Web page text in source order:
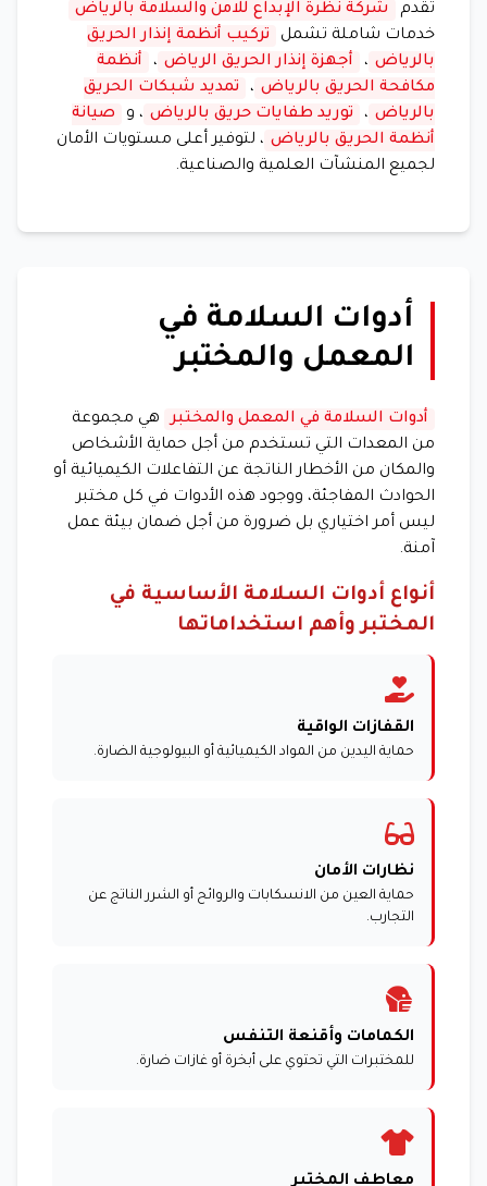
تقدم
شركة نظرة الإبداع للامن والسلامة بالرياض
خدمات شاملة تشمل
تركيب أنظمة إنذار الحريق
بالرياض ، أجهزة إنذار الحريق الرياض ،
أنظمة
مكافحة الحريق بالرياض ،
تمديد شبكات الحريق
بالرياض ، توريد طفايات حريق بالرياض ، و
صيانة
أنظمة الحريق بالرياض ، لتوفير أعلى مستويات الأمان
لجميع المنشآت العلمية والصناعية.
أدوات السلامة في
المعمل والمختبر
أدوات السلامة في المعمل والمختبر
هي مجموعة
من المعدات التي تستخدم من أجل حماية الأشخاص
والمكان من الأخطار الناتجة عن التفاعلات الكيميائية أو
الحوادث المفاجئة، ووجود هذه الأدوات في كل مختبر
ليس أمر اختياري بل ضرورة من أجل ضمان بيئة عمل
آمنة.
أنواع أدوات السلامة الأساسية في
المختبر وأهم استخداماتها
القفازات الواقية
حماية اليدين من المواد الكيميائية أو البيولوجية الضارة.
نظارات الأمان
حماية العين من الانسكابات والروائح أو الشرر الناتج عن
التجارب.
الكمامات وأقنعة التنفس
للمختبرات التي تحتوي على أبخرة أو غازات ضارة.
معاطف المختبر